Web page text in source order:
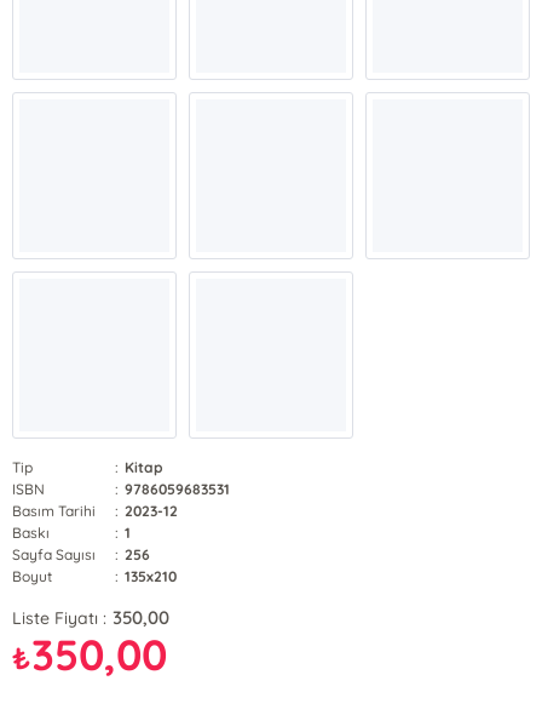
Tip : Kitap
ISBN
: 9786059683531
Basım Tarihi
: 2023-12
Baskı
: 1
Sayfa Sayısı
: 256
Boyut
: 135x210
Liste Fiyatı : 350,00
₺350,00